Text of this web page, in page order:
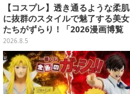
【コスプレ】透き通るような柔肌
に抜群のスタイルで魅了する美女
たちがずらり！「2026漫画博覧
会」美麗コンパニオンまとめ【画
像39枚】
2026.8.5